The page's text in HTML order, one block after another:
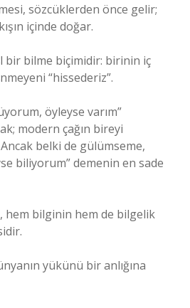
sözcüklerden önce gelir;
içinde doğar.
bir bilme biçimidir: birinin iç
“hissederiz”.
öyleyse varım”
modern çağın bireyi
belki de gülümseme,
biliyorum” demenin en sade
hem bilginin hem de bilgelik
yükünü bir anlığına